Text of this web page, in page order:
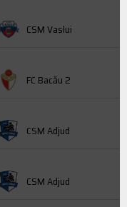
CSM Vaslui
FC Bacău 2
CSM Adjud
CSM Adjud